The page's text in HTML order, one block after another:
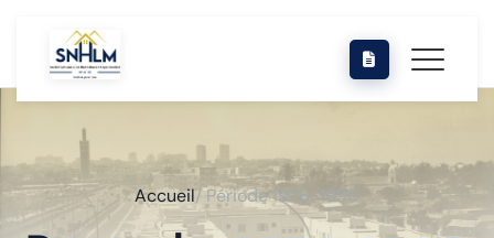
Accueil/ Période 1976-1990